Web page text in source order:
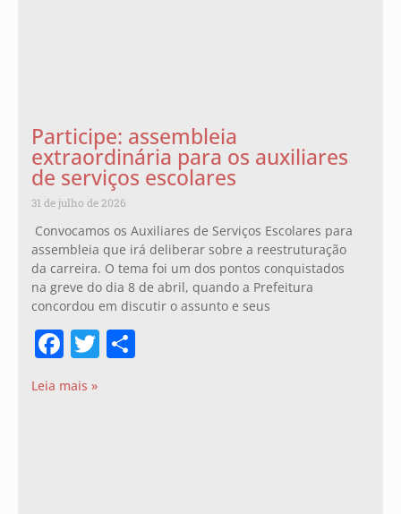
Participe: assembleia
extraordinária para os auxiliares
de serviços escolares
31 de julho de 2026
Convocamos os Auxiliares de Serviços Escolares para
assembleia que irá deliberar sobre a reestruturação
da carreira. O tema foi um dos pontos conquistados
na greve do dia 8 de abril, quando a Prefeitura
concordou em discutir o assunto e seus
Facebook
Twitter
Leia mais »